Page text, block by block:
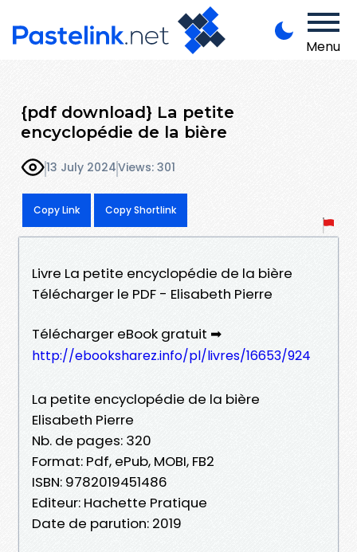
Menu
{pdf download} La petite
encyclopédie de la bière
13 July 2024Views: 301
Copy Link Copy Shortlink
Livre La petite encyclopédie de la bière
Télécharger le PDF - Elisabeth Pierre
Télécharger eBook gratuit ➡
http://ebooksharez.info/pl/livres/16653/924
La petite encyclopédie de la bière
Elisabeth Pierre
Nb. de pages: 320
Format: Pdf, ePub, MOBI, FB2
ISBN: 9782019451486
Editeur: Hachette Pratique
Date de parution: 2019